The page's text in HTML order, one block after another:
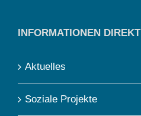
INFORMATIONEN DIREKT
Aktuelles
Soziale Projekte